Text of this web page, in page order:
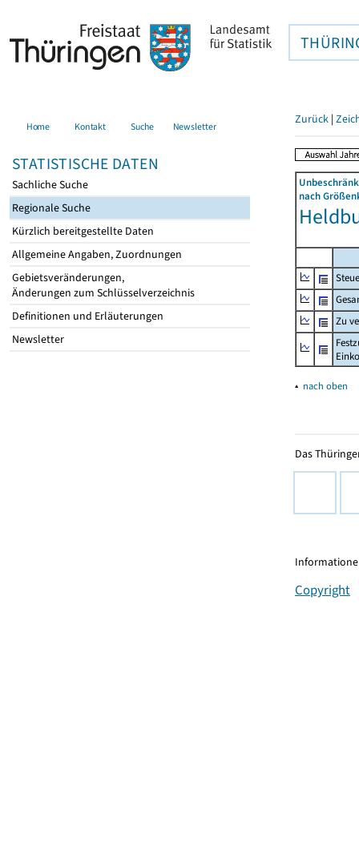
Home Kontakt Suche Newsletter
STATISTISCHE DATEN
Sachliche Suche
Regionale Suche
Kürzlich bereitgestellte Daten
Allgemeine Angaben, Zuordnungen
Gebietsveränderungen,
Änderungen zum Schlüsselverzeichnis
Definitionen und Erläuterungen
Newsletter
Zurück |
nach
Zu
▴ nach oben
Das
Copyright